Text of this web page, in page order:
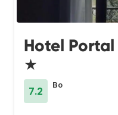
Hotel
★
7.2
Bo